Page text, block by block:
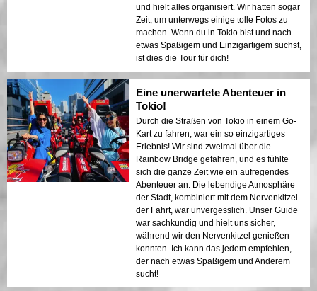
und hielt alles organisiert. Wir hatten sogar
Zeit, um unterwegs einige tolle Fotos zu
machen. Wenn du in Tokio bist und nach
etwas Spaßigem und Einzigartigem suchst,
ist dies die Tour für dich!
Eine unerwartete Abenteuer in
Tokio!
Durch die Straßen von Tokio in einem Go-
Kart zu fahren, war ein so einzigartiges
Erlebnis! Wir sind zweimal über die
Rainbow Bridge gefahren, und es fühlte
sich die ganze Zeit wie ein aufregendes
Abenteuer an. Die lebendige Atmosphäre
der Stadt, kombiniert mit dem Nervenkitzel
der Fahrt, war unvergesslich. Unser Guide
war sachkundig und hielt uns sicher,
während wir den Nervenkitzel genießen
konnten. Ich kann das jedem empfehlen,
der nach etwas Spaßigem und Anderem
sucht!